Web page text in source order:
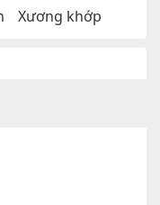
Xương khớp